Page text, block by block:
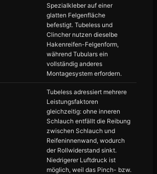
Spezialkleber auf einer
glatten Felgenfläche
befestigt. Tubeless und
Clincher nutzen dieselbe
Hakenreifen-Felgenform,
während Tubulars ein
vollständig anderes
Montagesystem erfordern.
Tubeless adressiert mehrere
Leistungsfaktoren
gleichzeitig: ohne inneren
Schlauch entfällt die Reibung
zwischen Schlauch und
Reifeninnenwand, wodurch
der Rollwiderstand sinkt.
Niedrigerer Luftdruck ist
möglich, weil das Pinch- bzw.